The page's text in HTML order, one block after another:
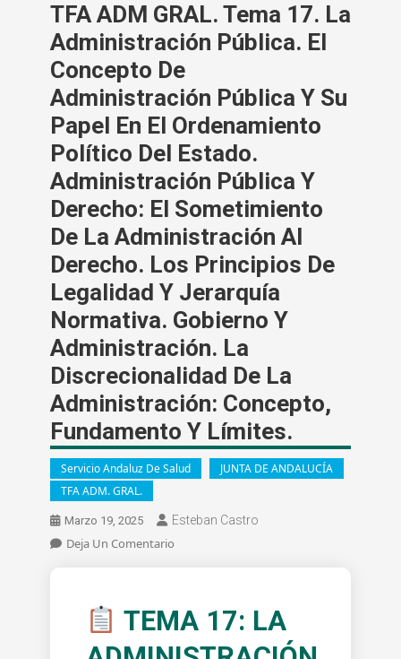
TFA ADM GRAL. Tema 17. La
Administración Pública. El
Concepto De
Administración Pública Y Su
Papel En El Ordenamiento
Político Del Estado.
Administración Pública Y
Derecho: El Sometimiento
De La Administración Al
Derecho. Los Principios De
Legalidad Y Jerarquía
Normativa. Gobierno Y
Administración. La
Discrecionalidad De La
Administración: Concepto,
Fundamento Y Límites.
Servicio Andaluz De Salud
JUNTA DE ANDALUCÍA
TFA ADM. GRAL.
Marzo 19, 2025 Esteban Castro
Deja Un ComentarioEn
Tema
17.
TEMA 17: LA